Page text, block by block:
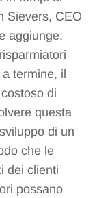
Sievers, CEO
aggiunge:
termine, il
di
questa
di un
che le
dei clienti
possano